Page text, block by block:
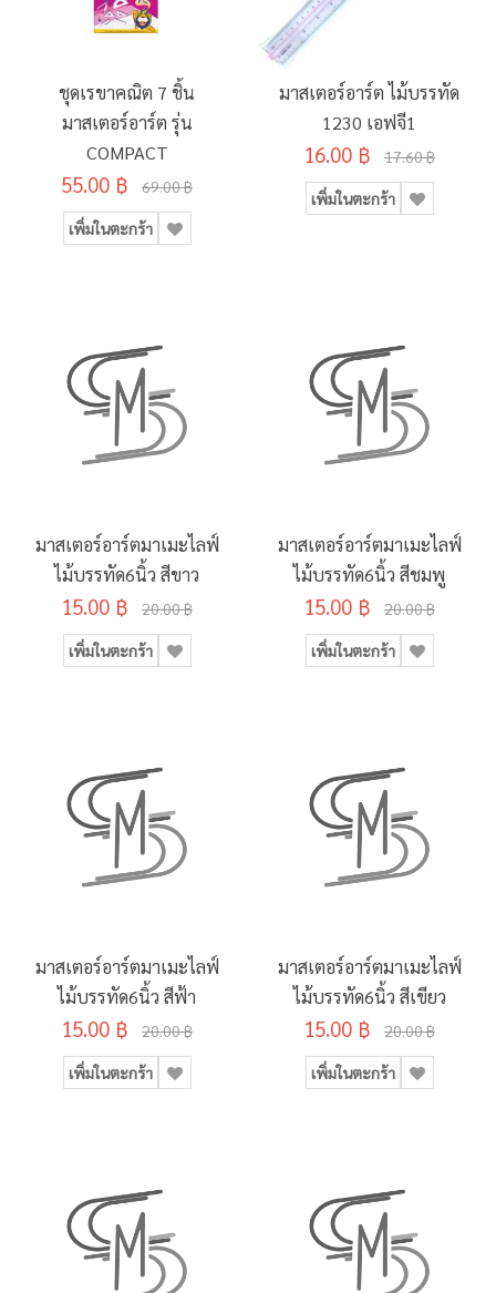
ชุดเรขาคณิต 7 ชิ้น
มาสเตอร์อาร์ต รุ่น
COMPACT
55.00 ฿ 69.00 ฿
เพิ่มในตะกร้า
มาสเตอร์อาร์ต ไม้บรรทัด
1230 เอฟจี1
16.00 ฿ 17.60 ฿
เพิ่มในตะกร้า
มาสเตอร์อาร์ตมาเมะไลฟ์
ไม้บรรทัด6นิ้ว สีขาว
15.00 ฿ 20.00 ฿
เพิ่มในตะกร้า
มาสเตอร์อาร์ตมาเมะไลฟ์
ไม้บรรทัด6นิ้ว สีชมพู
15.00 ฿ 20.00 ฿
เพิ่มในตะกร้า
มาสเตอร์อาร์ตมาเมะไลฟ์
ไม้บรรทัด6นิ้ว สีฟ้า
15.00 ฿ 20.00 ฿
เพิ่มในตะกร้า
มาสเตอร์อาร์ตมาเมะไลฟ์
ไม้บรรทัด6นิ้ว สีเขียว
15.00 ฿ 20.00 ฿
เพิ่มในตะกร้า